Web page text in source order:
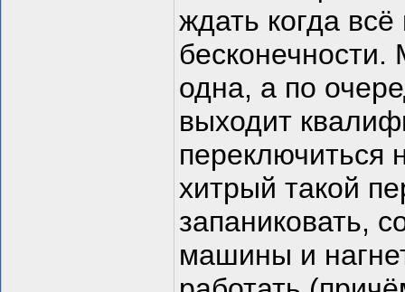
ждать когда
одна, а по
выходит
переключиться
хитрый такой
запаниковать,
машины и